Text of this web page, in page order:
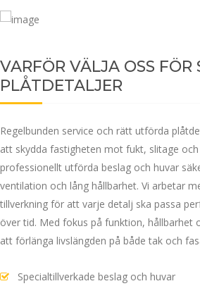
VARFÖR VÄLJA OSS FÖR
PLÅTDETALJER
Regelbunden service och rätt utförda
att skydda fastigheten mot fukt, slitage
professionellt utförda beslag och huvar
ventilation och lång hållbarhet. Vi arbetar
tillverkning för att varje detalj ska passa
över tid. Med fokus på funktion, hållbarhet
att förlänga livslängden på både tak och
Specialtillverkade beslag och huvar